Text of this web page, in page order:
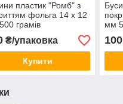
пластик "Ромб" з
фольга 14 х 12
грамів
₴/упаковка
Купити
мм
100